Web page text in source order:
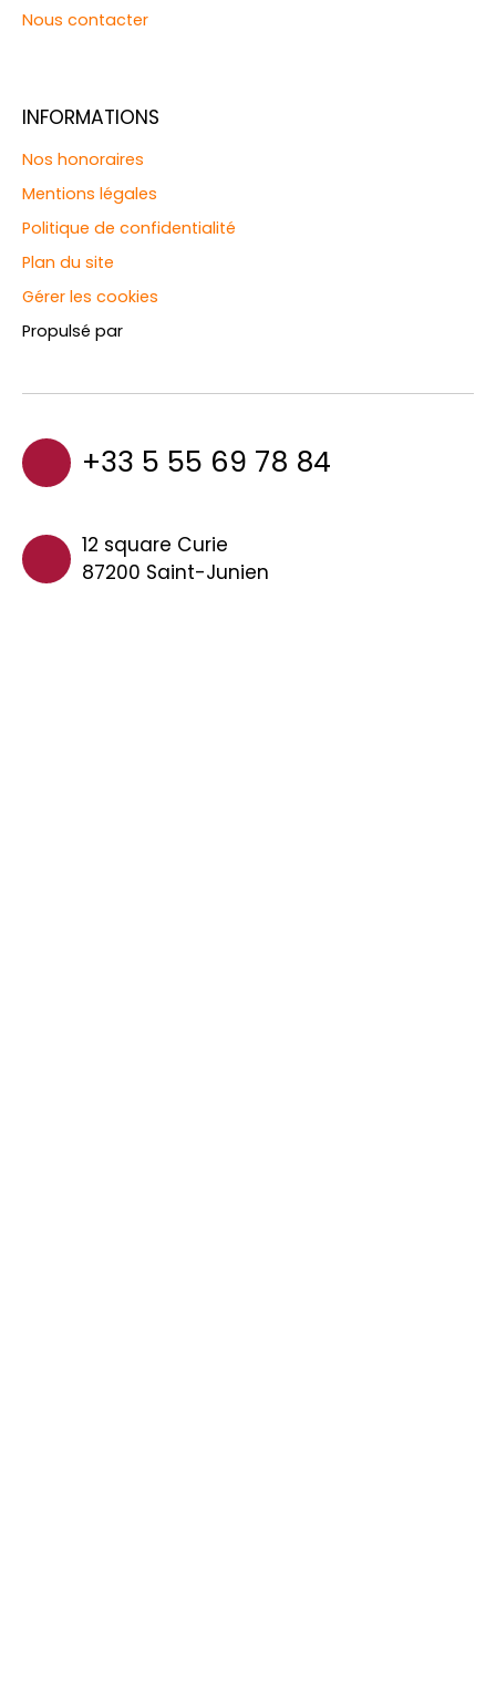
Nous contacter
INFORMATIONS
Nos honoraires
Mentions légales
Politique de confidentialité
Plan du site
Gérer les cookies
Propulsé par
+33 5 55 69 78 84
12 square Curie
87200 Saint-Junien